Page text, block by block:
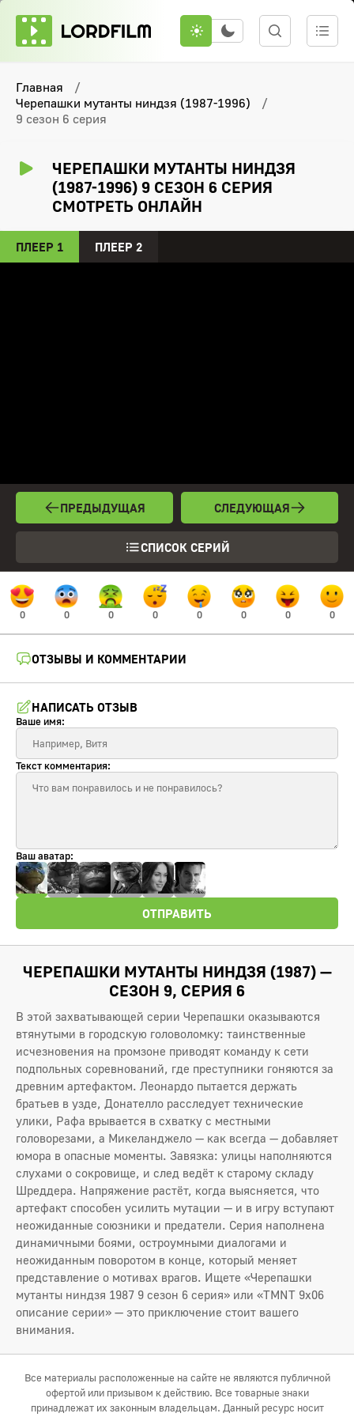
Главная
Черепашки мутанты ниндзя (1987-1996)
9 сезон 6 серия
ЧЕРЕПАШКИ МУТАНТЫ НИНДЗЯ
(1987-1996) 9 СЕЗОН 6 СЕРИЯ
СМОТРЕТЬ ОНЛАЙН
ПЛЕЕР 1 ПЛЕЕР 2
ПРЕДЫДУЩАЯ
СПИСОК СЕРИЙ
СЛЕДУЮЩАЯ
0 0 0 0 0 0 0 0
ОТЗЫВЫ И КОММЕНТАРИИ
НАПИСАТЬ ОТЗЫВ
Ваше имя:
Текст комментария:
Ваш аватар:
ОТПРАВИТЬ
ЧЕРЕПАШКИ МУТАНТЫ НИНДЗЯ (1987) —
СЕЗОН 9, СЕРИЯ 6
В этой захватывающей серии Черепашки оказываются
втянутыми в городскую головоломку: таинственные
исчезновения на промзоне приводят команду к сети
подпольных соревнований, где преступники гоняются за
древним артефактом. Леонардо пытается держать
братьев в узде, Донателло расследует технические
улики, Рафа врывается в схватку с местными
головорезами, а Микеланджело — как всегда — добавляет
юмора в опасные моменты. Завязка: улицы наполняются
слухами о сокровище, и след ведёт к старому складу
Шреддера. Напряжение растёт, когда выясняется, что
артефакт способен усилить мутации — и в игру вступают
неожиданные союзники и предатели. Серия наполнена
динамичными боями, остроумными диалогами и
неожиданным поворотом в конце, который меняет
представление о мотивах врагов. Ищете «Черепашки
мутанты ниндзя 1987 9 сезон 6 серия» или «TMNT 9x06
описание серии» — это приключение стоит вашего
внимания.
Все материалы расположенные на сайте не являются публичной
офертой или призывом к действию. Все товарные знаки
принадлежат их законным владельцам. Данный ресурс носит